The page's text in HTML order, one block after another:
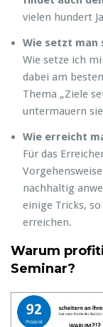
vielen hundert
Wie setzt man
Wie setze ich
dabei am
Thema „Ziele
untermauern
Wie erreicht
Für das
nachhaltig
einige Tricks,
erreichen.
Warum
Seminar?